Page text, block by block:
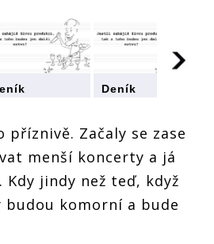
Živá
Deník
(39.): Živá
produkce
příznivě. Začaly se zase
menší koncerty a já
jindy než teď, když
budou komorní a bude